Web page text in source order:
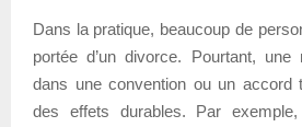
Dans la pratique, beaucoup de
portée d’un divorce. Pourtant, une
dans une convention ou un accord
des effets durables. Par